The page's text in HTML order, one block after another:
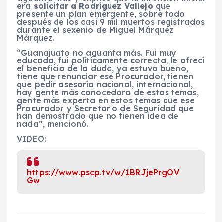
era solicitar a Rodríguez Vallejo que
presente un plan emergente, sobre todo
después de los casi 9 mil muertos registrados
durante el sexenio de Miguel Márquez
Márquez.
“Guanajuato no aguanta más. Fui muy
educada, fui políticamente correcta, le ofrecí
el beneficio de la duda, ya estuvo bueno,
tiene que renunciar ese Procurador, tienen
que pedir asesoría nacional, internacional,
hay gente más conocedora de estos temas,
gente más experta en estos temas que ese
Procurador y Secretario de Seguridad que
han demostrado que no tienen idea de
nada”, mencionó.
VIDEO:
https://www.pscp.tv/w/1BRJjePrgOV
Gw